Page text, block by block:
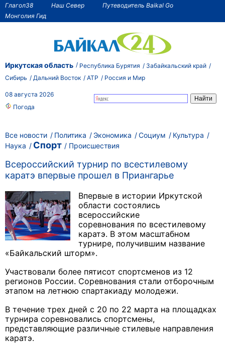
Глагол38 Наш Север
Путеводитель Baikal Go
Монголия Гид
Иркутская область Республика Бурятия
Забайкальский край
Сибирь
Дальний Восток АТР Россия и Мир
08 августа 2026
Погода
Все новости Политика Экономика Социум
Культура
Наука
Спорт Происшествия
Всероссийский турнир по всестилевому
каратэ впервые прошел в Приангарье
Впервые в истории Иркутской
области состоялись
всероссийские
соревнования по всестилевому
каратэ. В этом масштабном
турнире, получившим название
«Байкальский шторм».
Участвовали более пятисот спортсменов из 12
регионов России. Соревнования стали отборочным
этапом на летнюю спартакиаду молодежи.
В течение трех дней с 20 по 22 марта на площадках
турнира соревновались спортсмены,
представляющие различные стилевые направления
каратэ.